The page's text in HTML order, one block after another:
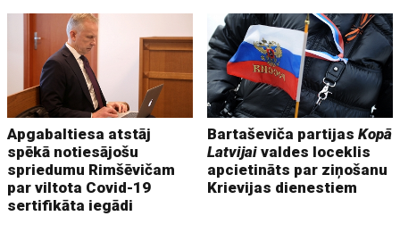
Apgabaltiesa atstāj
spēkā notiesājošu
spriedumu Rimšēvičam
par viltota Covid-19
sertifikāta iegādi
Bartaševiča partijasKopā
Latvijai valdes loceklis
apcietināts par ziņošanu
Krievijas dienestiem